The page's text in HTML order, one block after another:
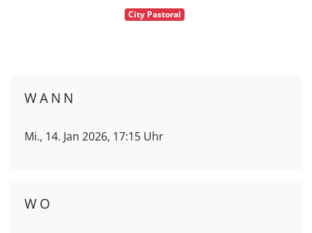
City Pastoral
WANN
Mi., 14. Jan 2026, 17:15 Uhr
WO